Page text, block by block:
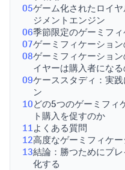
05ゲーム化されたロイ
ジメントエンジン
06季節限定のゲーミフ
07ゲーミフィケーショ
08ゲーミフィケーショ
イヤーは購入者にな
09ケーススタディ：実
ン
10どの5つのゲーミフィ
ト購入を促すのか
11よくある質問
12高度なゲーミフィケ
13結論：勝つためにプ
化する